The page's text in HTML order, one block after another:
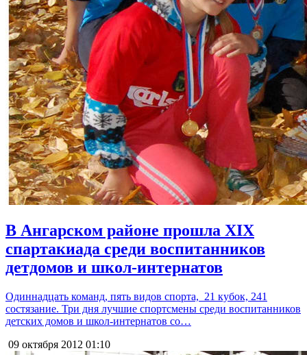
В Ангарском районе прошла XIX
спартакиада среди воспитанников
детдомов и школ-интернатов
Одиннадцать команд, пять видов спорта, 21 кубок, 241
состязание. Три дня лучшие спортсмены среди воспитанников
детских домов и школ-интернатов со…
09 октября 2012 01:10